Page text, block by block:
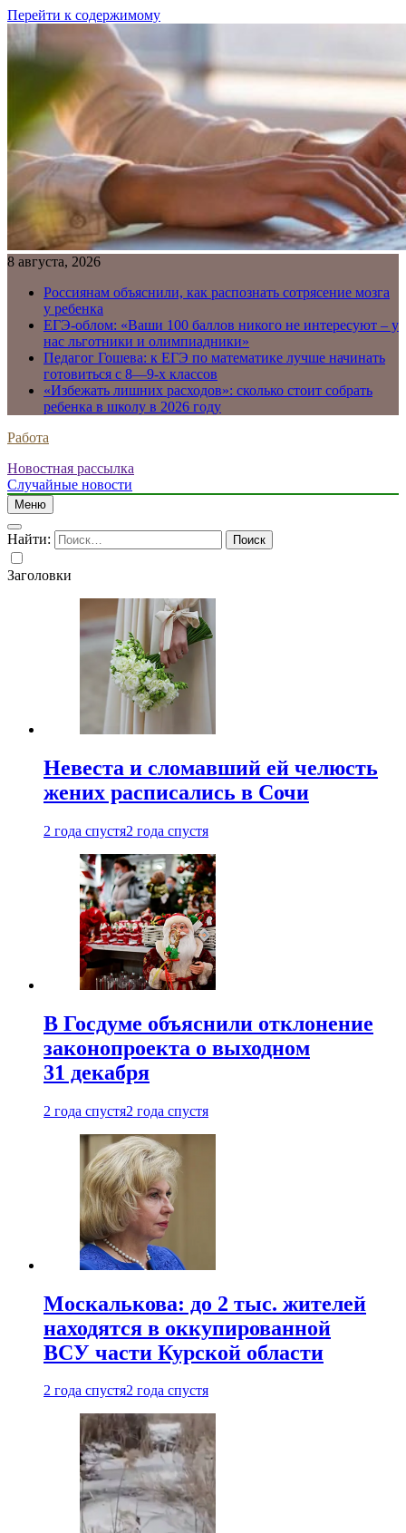
Перейти к содержимому
8 августа, 2026
Россиянам объяснили, как распознать сотрясение мозга
у ребенка
ЕГЭ-облом: «Ваши 100 баллов никого не интересуют – у
нас льготники и олимпиадники»
Педагог Гошева: к ЕГЭ по математике лучше начинать
готовиться с 8—9-х классов
«Избежать лишних расходов»: сколько стоит собрать
ребенка в школу в 2026 году
Работа
Новостная рассылка
Случайные новости
Меню
Найти:
Заголовки
Невеста и сломавший ей челюсть
жених расписались в Сочи
2 года спустя2 года спустя
В Госдуме объяснили отклонение
законопроекта о выходном
31 декабря
2 года спустя2 года спустя
Москалькова: до 2 тыс. жителей
находятся в оккупированной
ВСУ части Курской области
2 года спустя2 года спустя